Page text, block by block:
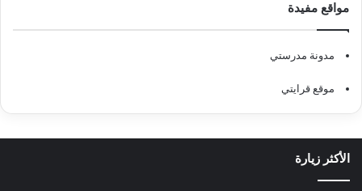
مواقع مفيدة
مدونة مدرستي
موقع قرايتي
الأكثر زيارة